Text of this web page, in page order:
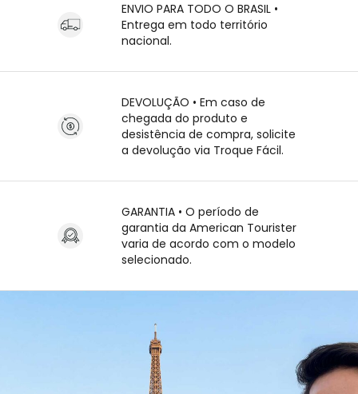
ENVIO PARA TODO O BRASIL •
Entrega em todo território
nacional.
DEVOLUÇÃO • Em caso de
chegada do produto e
desistência de compra, solicite
a devolução via Troque Fácil.
GARANTIA • O período de
garantia da American Tourister
varia de acordo com o modelo
selecionado.